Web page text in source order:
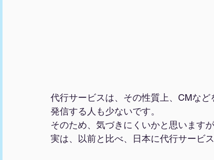
代行サービスは、その性質上、CMな
発信する人も少ないです。
そのため、気づきにくいかと思いますが
実は、以前と比べ、日本に代行サービ